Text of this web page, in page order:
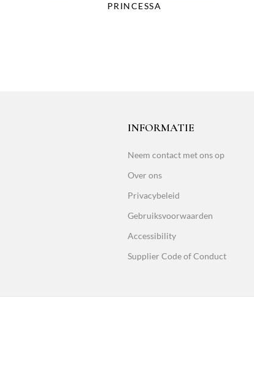
PRINCESSA
INFORMATIE
Neem contact met ons op
Over ons
Privacybeleid
Gebruiksvoorwaarden
Accessibility
Supplier Code of Conduct